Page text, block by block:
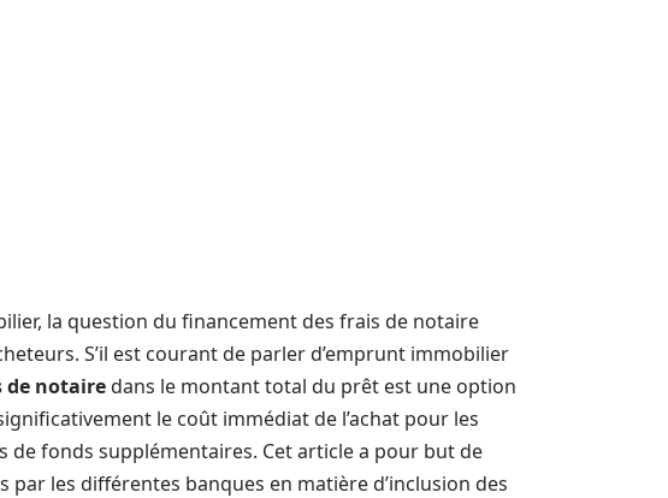
la question du financement des frais de notaire
S’il est courant de parler d’emprunt immobilier
de notairedans le montant total du prêt est une option
le coût immédiat de l’achat pour les
de fonds supplémentaires. Cet article a pour but de
les différentes banques en matière d’inclusion des